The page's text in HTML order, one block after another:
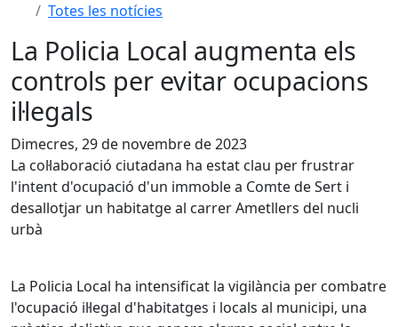
Totes les notícies
La Policia Local augmenta els
controls per evitar ocupacions
il·legals
Dimecres, 29 de novembre de 2023
La col·laboració ciutadana ha estat clau per frustrar
l'intent d'ocupació d'un immoble a Comte de Sert i
desallotjar un habitatge al carrer Ametllers del nucli
urbà
La Policia Local ha intensificat la vigilància per combatre
l'ocupació il·legal d'habitatges i locals al municipi, una